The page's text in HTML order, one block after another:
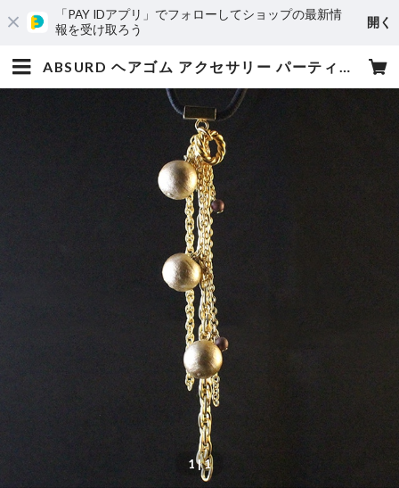
「PAY IDアプリ」でフォローしてショップの最新情
報を受け取ろう
開く
ABSURD ヘアゴム アクセサリー パーティー ドレス チェーン ゴールド ベージュコットンパール バーガンディー 樹脂パール Three G | absurd
1| 1